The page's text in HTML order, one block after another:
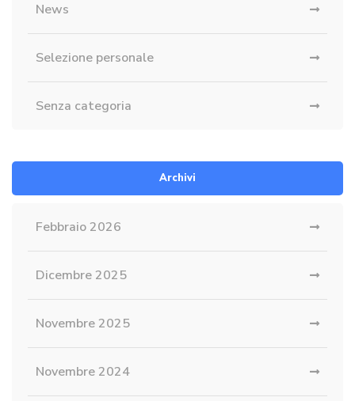
News
Selezione personale
Senza categoria
Archivi
Febbraio 2026
Dicembre 2025
Novembre 2025
Novembre 2024